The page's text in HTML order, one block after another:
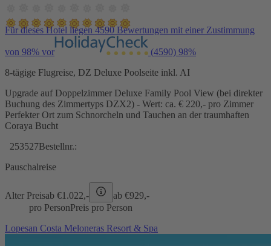
Für dieses Hotel liegen 4590 Bewertungen mit einer Zustimmung
von 98% vor (4590) 98%
8-tägige Flugreise, DZ Deluxe Poolseite inkl. AI
Upgrade auf Doppelzimmer Deluxe Family Pool View (bei direkter
Buchung des Zimmertyps DZX2) - Wert: ca. € 220,- pro Zimmer
Perfekter Ort zum Schnorcheln und Tauchen an der traumhaften
Coraya Bucht
253527Bestellnr.:
Pauschalreise
Alter Preisab €1.022,- ab €929,-
pro PersonPreis pro Person
Lopesan Costa Meloneras Resort & Spa